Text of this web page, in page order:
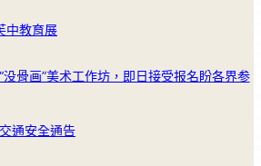
中教育展
没骨画”美术工作坊，即日接受报名盼各界参
通安全通告